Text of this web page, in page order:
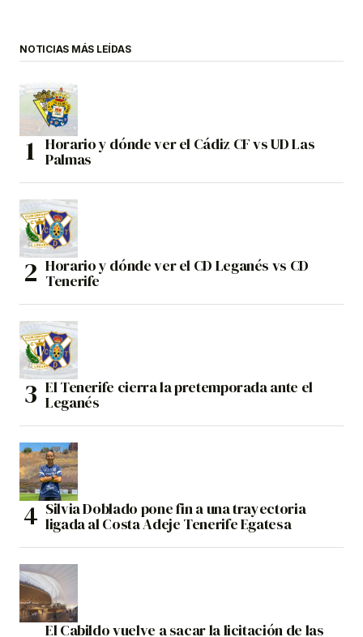
NOTICIAS MÁS LEÍDAS
Horario y dónde ver el Cádiz CF vs UD Las
Palmas
Horario y dónde ver el CD Leganés vs CD
Tenerife
El Tenerife cierra la pretemporada ante el
Leganés
Silvia Doblado pone fin a una trayectoria
ligada al Costa Adeje Tenerife Egatesa
El Cabildo vuelve a sacar la licitación de las